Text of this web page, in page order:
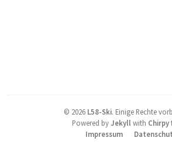
© 2026 L58-Ski. Einige Rechte
Powered byJekyll with Chirpy
Impressum